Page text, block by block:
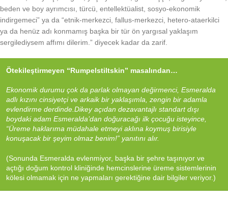
beden ve boy ayrımcısı, türcü, entellektüalist, sosyo-ekonomik
indirgemeci” ya da “etnik-merkezci, fallus-merkezci, hetero-ataerkilci
ya da henüz adı konmamış başka bir tür ön yargısal yaklaşım
sergilediysem affımı dilerim.” diyecek kadar da zarif.
Ötekileştirmeyen “Rumpelstiltskin” masalından…
Ekonomik durumu çok da parlak olmayan değirmenci, Esmeralda
adlı kızını cinsiyetçi ve arkaik bir yaklaşımla, zengin bir adamla
evlendirme derdinde. Dikey açıdan dezavantajlı standart dışı
boydaki adam Esmeralda’dan doğuracağı ilk çocuğu isteyince,
“Üreme haklarıma müdahale etmeyi aklına koymuş birisiyle
konuşacak bir şeyim olmaz benim!” yanıtını alır.
(Sonunda Esmeralda evlenmiyor, başka bir şehre taşınıyor ve
açtığı doğum kontrol kliniğinde hemcinslerine üreme sistemlerinin
kölesi olmamak için ne yapmaları gerektiğine dair bilgiler veriyor.)